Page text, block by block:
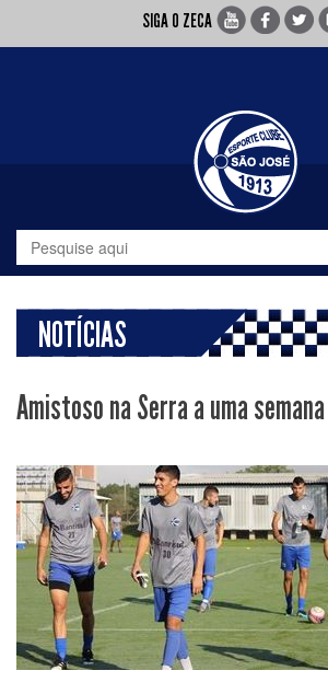
SIGA O ZECA
NOTÍCIAS
Amistoso na Serra a uma